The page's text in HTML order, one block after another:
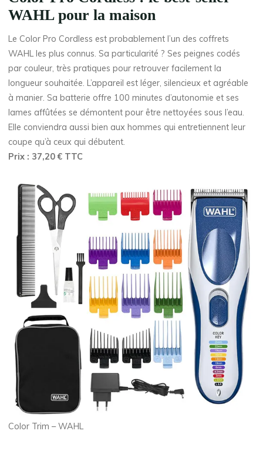
WAHL pour la maison
Le Color Pro Cordless est probablement l’un des coffrets
WAHL les plus connus. Sa particularité ? Ses peignes codés
par couleur, très pratiques pour retrouver facilement la
longueur souhaitée. L’appareil est léger, silencieux et agréable
à manier. Sa batterie offre 100 minutes d’autonomie et ses
lames affûtées se démontent pour être nettoyées sous l’eau.
Elle conviendra aussi bien aux hommes qui entretiennent leur
coupe qu’à ceux qui débutent.
Prix : 37,20 € TTC
Color Trim – WAHL